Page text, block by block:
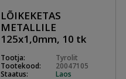
LÕIKEKETAS
METALLILE
125x1,0mm, 10 tk
Tootja:
Tyrolit
Tootekood:
20047105
Staatus:
Laos